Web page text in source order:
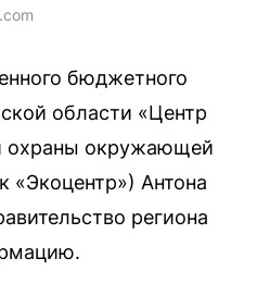
бюджетного
области «Центр
охраны окружающей
«Экоцентр») Антона
региона